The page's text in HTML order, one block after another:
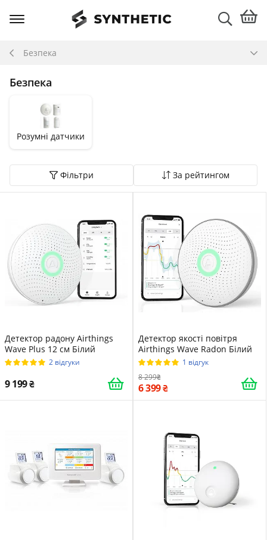
Безпека
Безпека
Розумні датчики
Фільтри За рейтингом
Детектор радону Airthings
Wave Plus 12 см Білий
2 відгуки
9 199
Детектор якості повітря
Airthings Wave Radon Білий
1 відгук
8 299
6 399